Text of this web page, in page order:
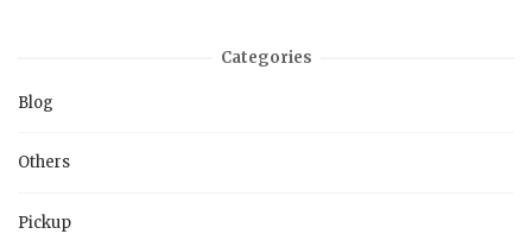
Categories
Blog
Others
Pickup